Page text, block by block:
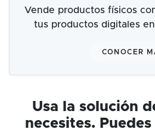
Vende productos físicos
tus productos digitales
CONOCER
Usa la solución
necesites.